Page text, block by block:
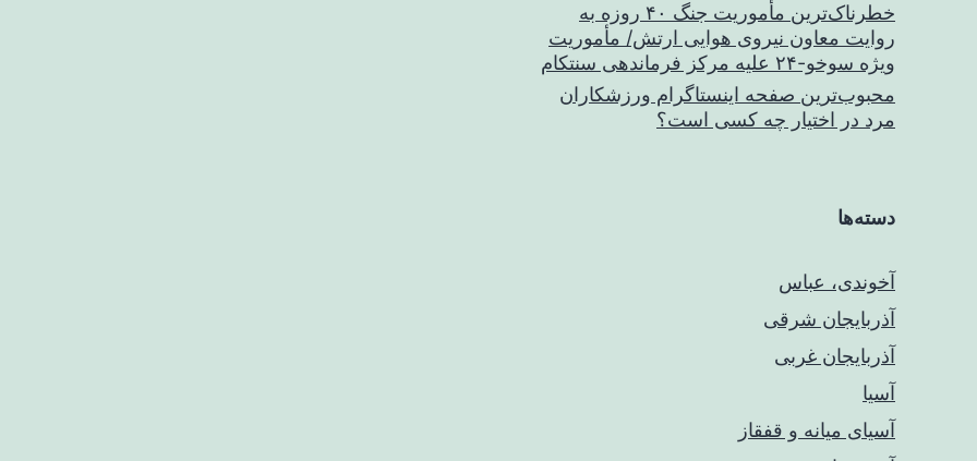
خطرناک‌ترین مأموریت جنگ ۴۰ روزه به
روایت معاون نیروی هوایی ارتش/ مأموریت
ویژه سوخو-۲۴ علیه مرکز فرماندهی سنتکام
محبوب‌ترین صفحه اینستاگرام ورزشکاران
مرد در اختیار چه کسی است؟
دسته‌ها
آخوندی، عباس
آذربایجان شرقی
آذربایجان غربی
آسیا
آسیای میانه و قفقاز